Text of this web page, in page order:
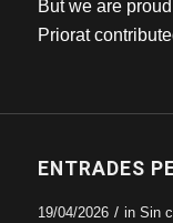
But we are
Priorat
ENTRADES
19/04/2026 / in Sin